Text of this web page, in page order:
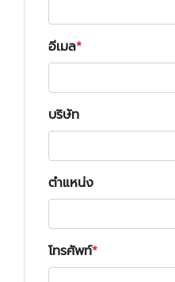
อีเมล
บริษัท
ตำแหน่ง
โทรศัพท์